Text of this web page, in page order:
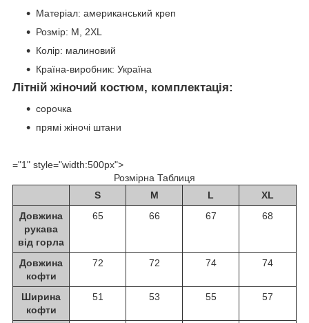
Матеріал: американський креп
Розмір: M, 2XL
Колір: малиновий
Країна-виробник: Україна
Літній жіночий костюм, комплектація:
сорочка
прямі жіночі штани
="1" style="width:500px">
Розмірна Таблиця
S
M L
XL
Довжина
рукава
від горла
65 66 67 68
Довжина
кофти
72 72 74 74
Ширина
кофти
51 53 55 57